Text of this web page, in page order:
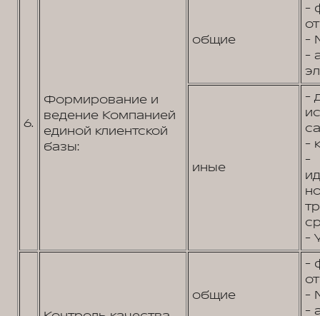
6.
Формирование и
ведение Компанией
единой клиентской
базы:
общие
-
-
-
иные
-
-
-
-
общие
-
-
-